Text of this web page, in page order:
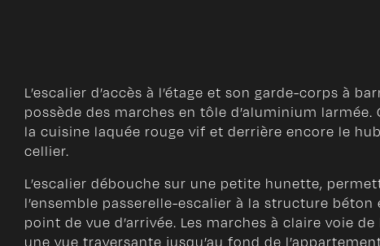
L’escalier d’accès à l’étage et son garde-corps à
possède des marches en tôle d’aluminium larmée.
la cuisine laquée rouge vif et derrière encore le
cellier.
L’escalier débouche sur une petite hunette,
l’ensemble passerelle-escalier à la structure
point de vue d’arrivée. Les marches à claire voie
une vue traversante jusqu’au fond de